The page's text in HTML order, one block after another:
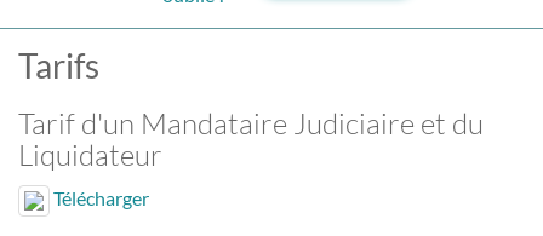
Tarifs
Tarif d'un Mandataire Judiciaire et du
Liquidateur
Télécharger